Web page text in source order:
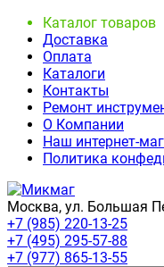
Каталог товаров
Доставка
Оплата
Каталоги
Контакты
Ремонт
О Компании
Наш интернет-
Политика
Москва, ул. Большая
+7 (985) 220-13-25
+7 (495) 295-57-88
+7 (977) 865-13-55